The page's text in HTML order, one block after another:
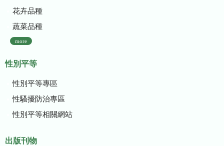
花卉品種
蔬菜品種
more
性別平等
性別平等專區
性騷擾防治專區
性別平等相關網站
出版刊物